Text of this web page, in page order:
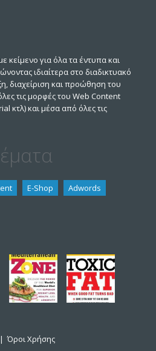
κείμενο για όλα τα έντυπα και
ιδιαίτερα στο διαδικτυακό
διαχείριση και προώθηση του
τις μορφές του Web Content
κτλ) και μέσα από όλες τις
E-Shop Adwords
|Όροι Χρήσης